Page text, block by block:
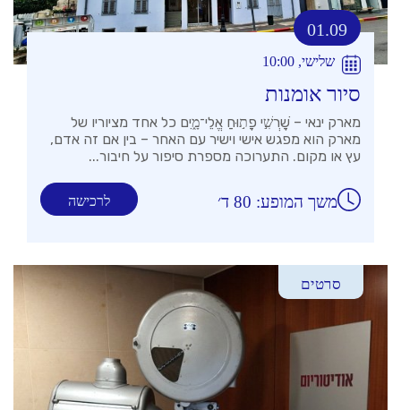
01.09
שלישי, 10:00
סיור אומנות
מארק ינאי – שׇׁרְשִׁ֣י פָת֣וּחַ אֱלֵי־מָ֑יִם כל אחד מציוריו של
מארק הוא מפגש אישי וישיר עם האחר – בין אם זה אדם,
עץ או מקום. התערוכה מספרת סיפור על חיבור...
לרכישה משך המופע: 80 ד׳
סרטים